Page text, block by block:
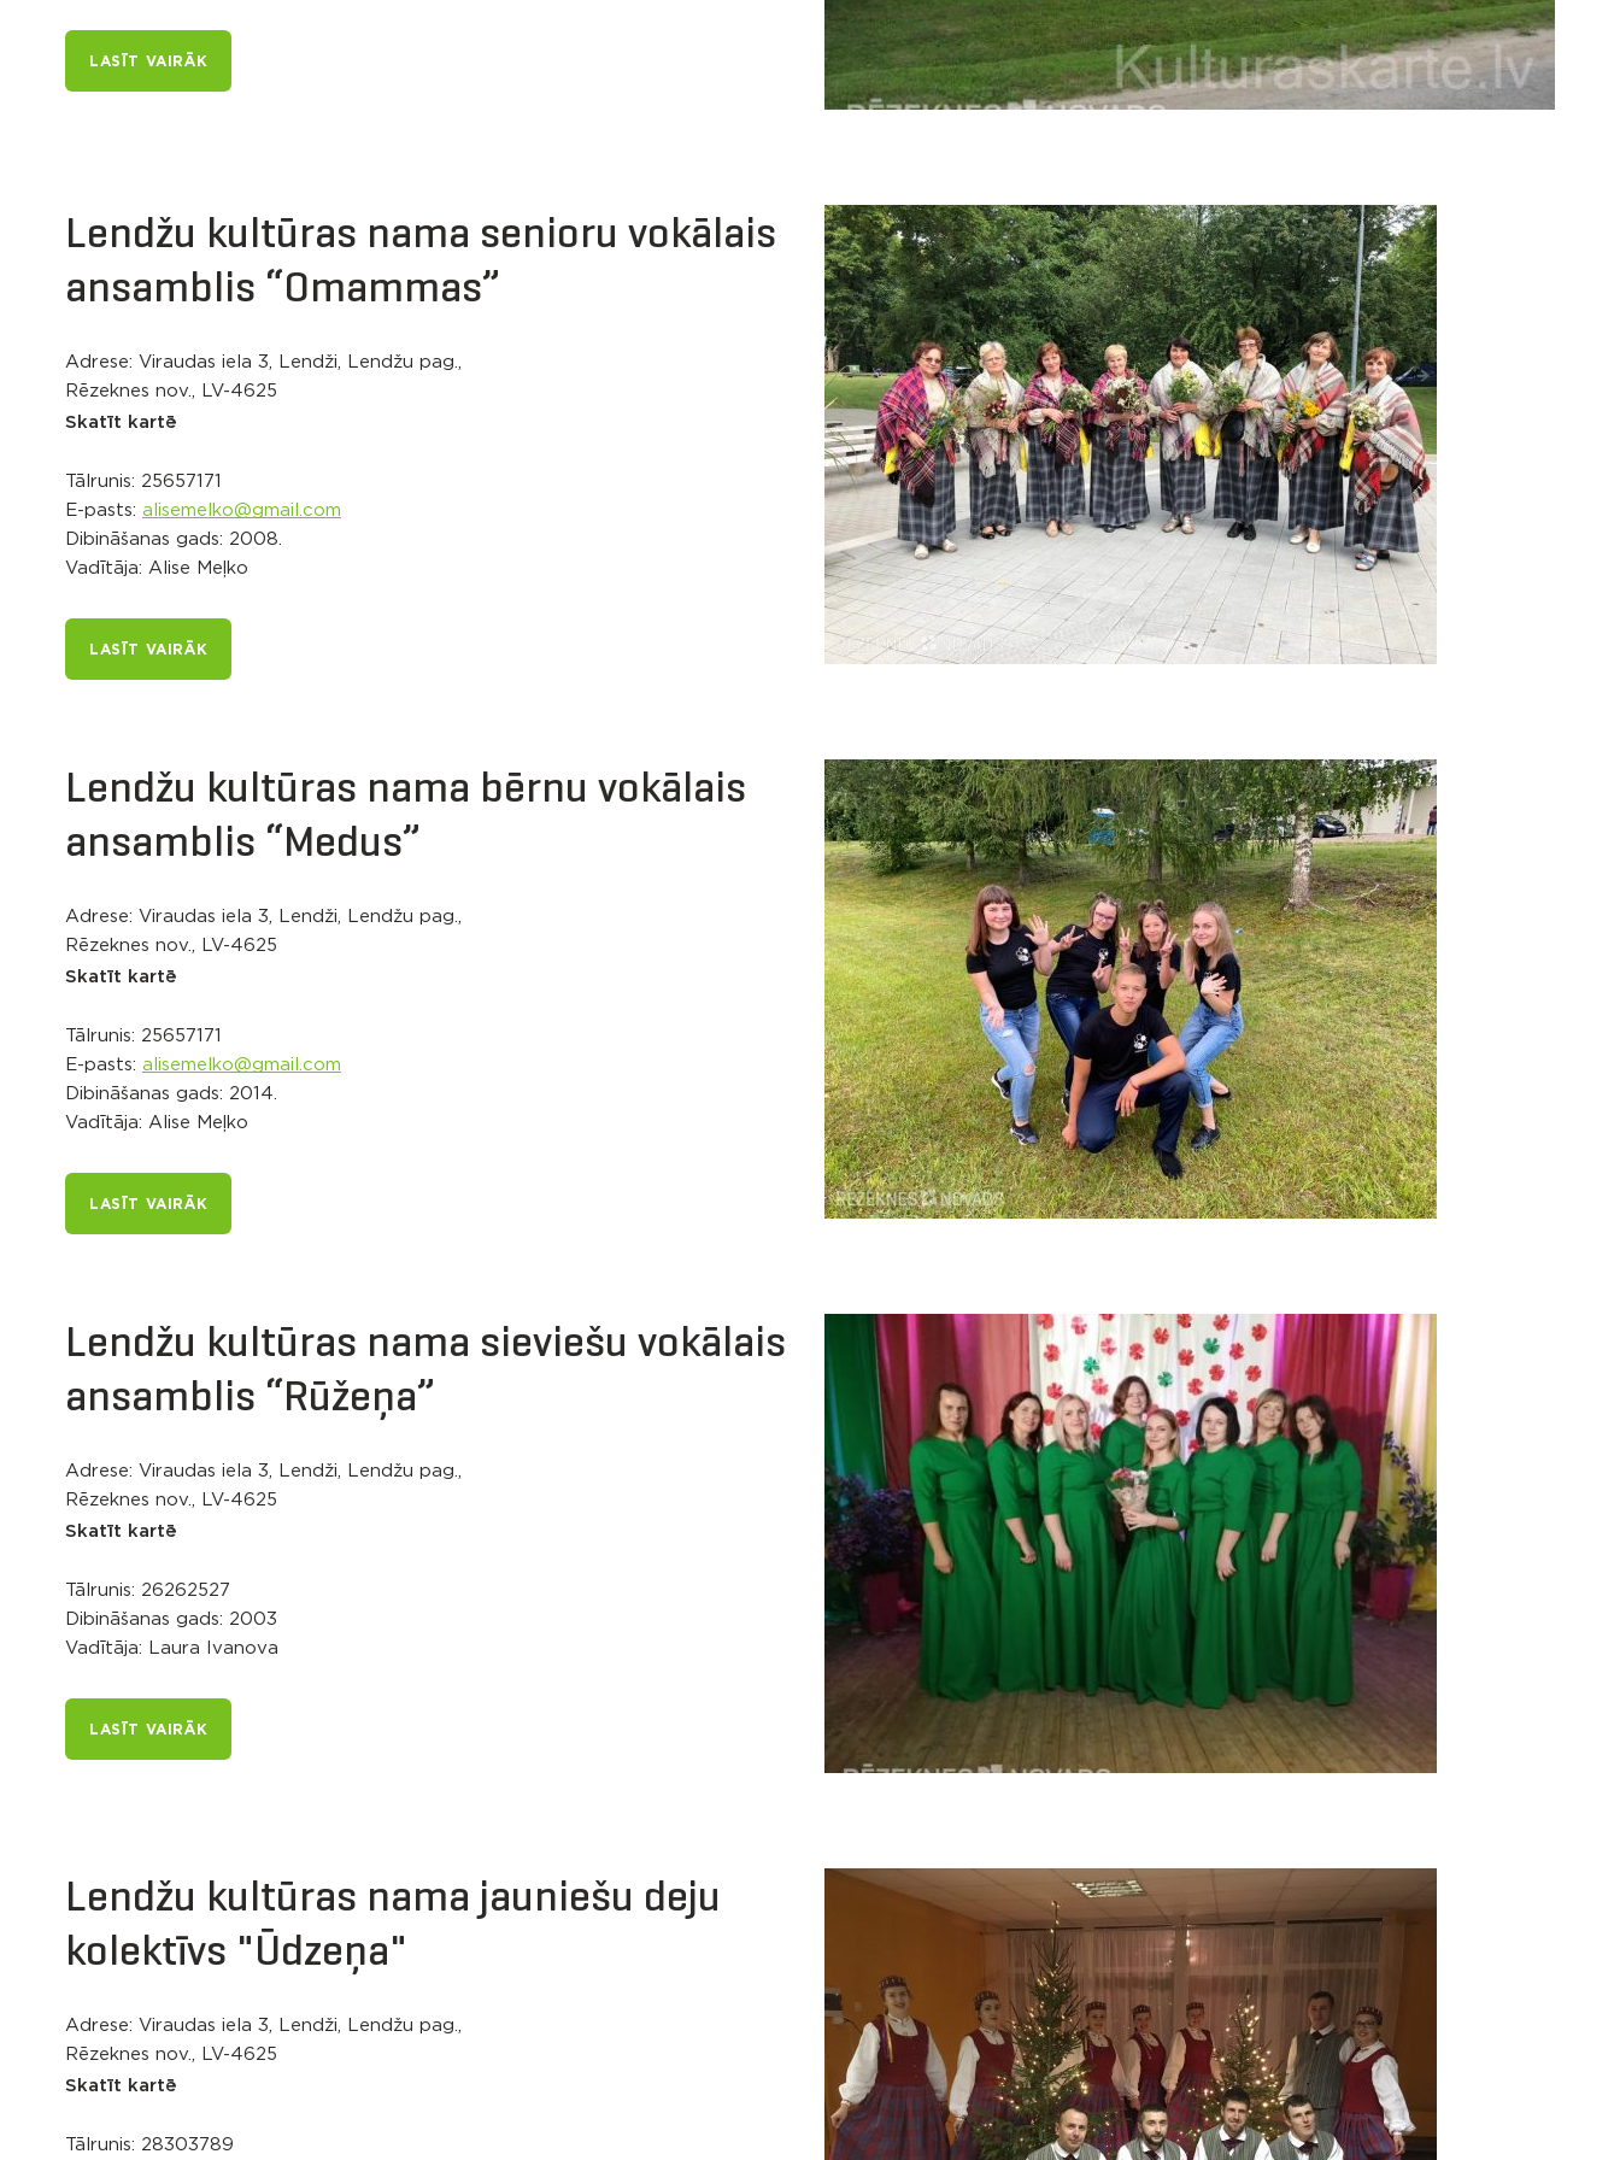
LASĪT VAIRĀK
Lendžu kultūras nama senioru vokālais
ansamblis “Omammas”
Adrese: Viraudas iela 3, Lendži, Lendžu pag.,
Rēzeknes nov., LV-4625
Skatīt kartē
Tālrunis: 25657171
E-pasts: alisemelko@gmail.com
Dibināšanas gads: 2008.
Vadītāja: Alise Meļko
LASĪT VAIRĀK
Lendžu kultūras nama bērnu vokālais
ansamblis “Medus”
Adrese: Viraudas iela 3, Lendži, Lendžu pag.,
Rēzeknes nov., LV-4625
Skatīt kartē
Tālrunis: 25657171
E-pasts: alisemelko@gmail.com
Dibināšanas gads: 2014.
Vadītāja: Alise Meļko
LASĪT VAIRĀK
Lendžu kultūras nama sieviešu vokālais
ansamblis “Rūžeņa”
Adrese: Viraudas iela 3, Lendži, Lendžu pag.,
Rēzeknes nov., LV-4625
Skatīt kartē
Tālrunis: 26262527
Dibināšanas gads: 2003
Vadītāja: Laura Ivanova
LASĪT VAIRĀK
Lendžu kultūras nama jauniešu deju
kolektīvs "Ūdzeņa"
Adrese: Viraudas iela 3, Lendži, Lendžu pag.,
Rēzeknes nov., LV-4625
Skatīt kartē
Tālrunis: 28303789